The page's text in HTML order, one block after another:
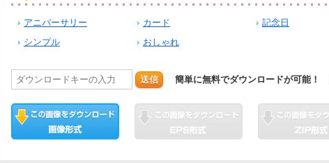
アニバーサリー カード 記念日
シンプル
おしゃれ
送信 簡単に無料でダウンロードが可能！